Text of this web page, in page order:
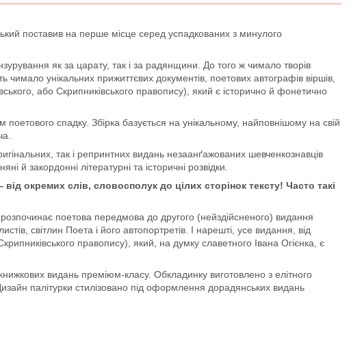
поставив на перше місце серед успадкованих з минулого
як за царату, так і за радянщини. До того ж чимало творів
унікальних прижиттєвих документів, поетових автографів віршів,
або Скрипниківського правопису), який є історично й фонетично
спадку. Збірка базується на унікальному, найповнішому на свій
так і репринтних видань незаанґажованих шевченкознавців
й закордонні літературні та історичні розвідки.
окремих слів, словосполук до цілих сторінок тексту! Часто такі
поетова передмова до другого (нейздійсненого) видання
світлин Поета і його автопортретів. І нарешті, усе видання, від
правопису), який, на думку славетного Івана Огієнка, є
видань преміюм-класу. Обкладинку виготовлено з елітного
палітурки стилізовано під оформлення дорадянських видань